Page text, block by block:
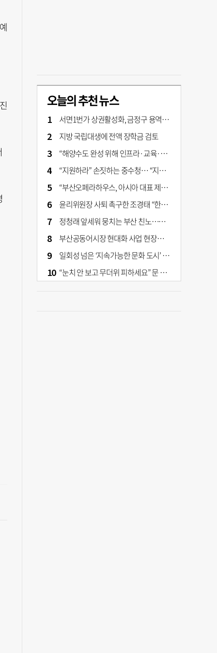
오늘의 추천 뉴스
서면1번가 상권활성화, 금정구 용역 그대로 ‘복붙’
지방 국립대생에 전액 장학금 검토
“해양수도 완성 위해 인프라·교육·세제 등 전방위 지원”…부산해양수도특별법’ 개정안 발의
“지원하라” 손짓하는 중수청… “지켜보자” 머뭇대는 검찰
“부산오페라하우스, 아시아 대표 제작 극장 지향해야”
윤리위원장 사퇴 촉구한 조경태 “한동훈 제명 철회해야”
정청래 앞세워 뭉치는 부산 친노…전대 결과가 부산 민주 세력 판도 바꾼다
부산공동어시장 현대화 사업 현장서 오염토 발견
일회성 넘은 ‘지속가능한 문화 도시’ 원동력은 시민 지지 [부산은 열려 있다]
“눈치 안 보고 무더위 피하세요” 문 활짝 연 은행·마트